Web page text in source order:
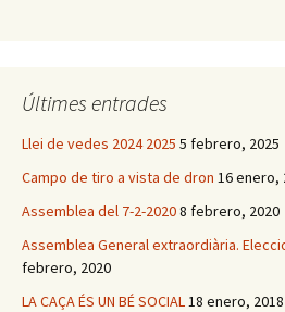
Últimes entrades
Llei de vedes 2024 2025 5 febrero, 2025
Campo de tiro a vista de dron 16 enero,
Assemblea del 7-2-20208 febrero, 2020
Assemblea General extraordiària.
febrero, 2020
LA CAÇA ÉS UN BÉ SOCIAL18 enero, 2018